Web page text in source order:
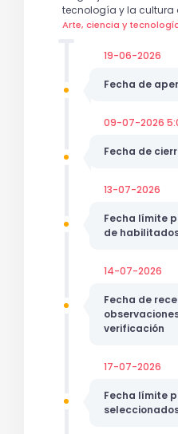
tecnología y la cultura
Arte, ciencia y
19-06-2026
Fecha de
09-07-2026
Fecha de
13-07-2026
Fecha límite
de
14-07-2026
Fecha de
verificación
17-07-2026
Fecha límite